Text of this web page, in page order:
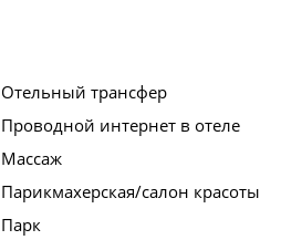
Отельный трансфер
Проводной интернет в отеле
Массаж
Парикмахерская/салон красоты
Парк